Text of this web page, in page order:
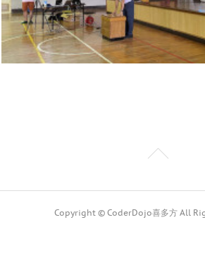
Copyright © CoderDojo喜多方 All